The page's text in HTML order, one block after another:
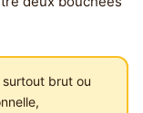
brut ou